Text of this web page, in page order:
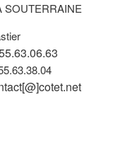
SOUTERRAINE